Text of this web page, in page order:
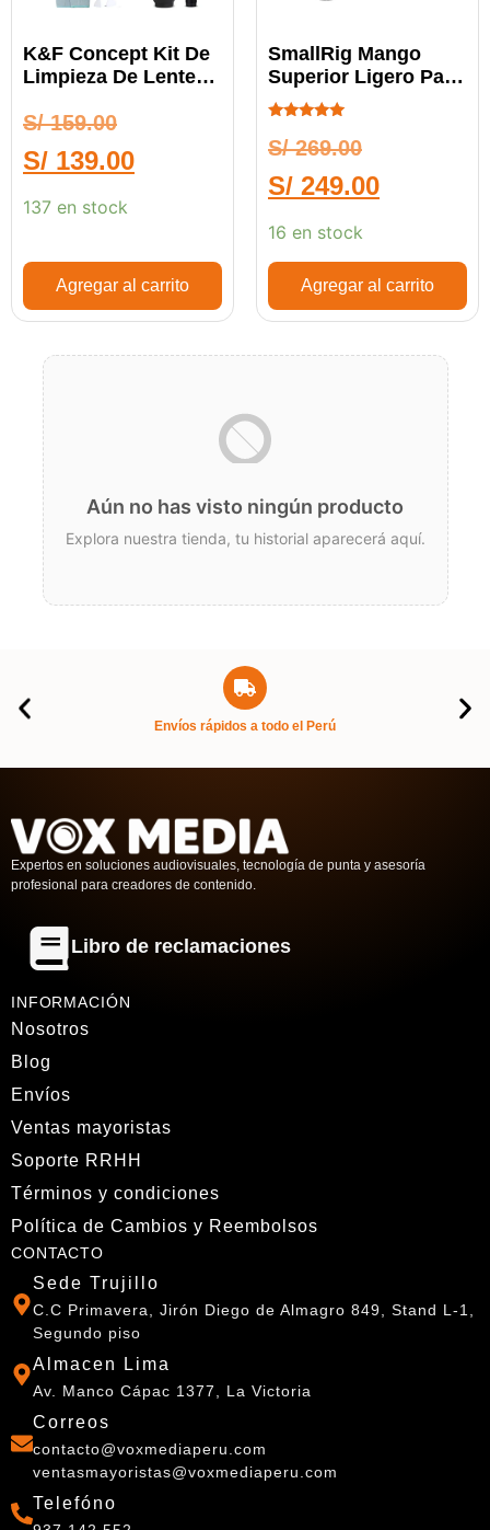
K&F Concept Kit De
Limpieza De Lentes
S/159.00
S/ 139.00
137 en stock
Agregar al carrito
SmallRig Mango
Superior Ligero Para
Zapata Fría 3765
5.00
de 5
S/269.00
S/ 249.00
16 en stock
Agregar al carrito
Aún no has visto ningún producto
Explora nuestra tienda, tu historial aparecerá aquí.
Envíos rápidos a todo el Perú
Expertos en soluciones audiovisuales, tecnología de punta y asesoría
profesional para creadores de contenido.
Libro de reclamaciones
INFORMACIÓN
Nosotros
Blog
Envíos
Ventas mayoristas
Soporte RRHH
Términos y condiciones
Política de Cambios y Reembolsos
CONTACTO
Sede Trujillo
C.C Primavera, Jirón Diego de Almagro 849, Stand L-1,
Segundo piso
Almacen Lima
Av. Manco Cápac 1377, La Victoria
Correos
contacto@voxmediaperu.com
ventasmayoristas@voxmediaperu.com
Telefóno